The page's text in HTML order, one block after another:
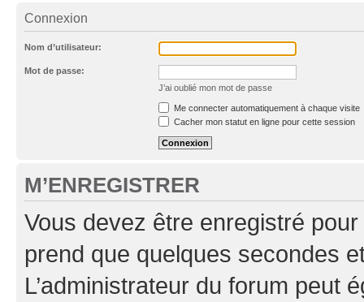
Connexion
Nom d’utilisateur:
Mot de passe:
J’ai oublié mon mot de passe
Me connecter automatiquement à chaque visite
Cacher mon statut en ligne pour cette session
M’ENREGISTRER
Vous devez être enregistré
prend que quelques secondes
L’administrateur du forum peut